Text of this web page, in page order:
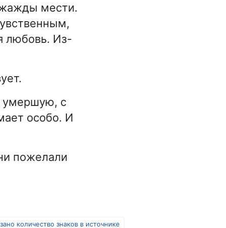
жажды мести.
любовь. Из-
умершую, с
особо. И
пожелали
количество знаков в источнике